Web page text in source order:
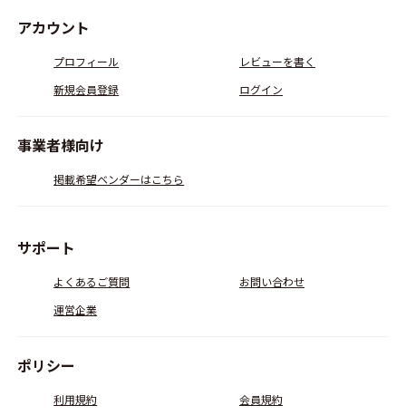
アカウント
プロフィール
レビューを書く
新規会員登録
ログイン
事業者様向け
掲載希望ベンダーはこちら
サポート
よくあるご質問
お問い合わせ
運営企業
ポリシー
利用規約 会員規約